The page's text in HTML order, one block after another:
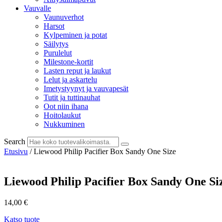
Vauvalle
Vaunuverhot
Harsot
Kylpeminen ja potat
Säilytys
Purulelut
Milestone-kortit
Lasten reput ja laukut
Lelut ja askartelu
Imetystyynyt ja vauvapesät
Tutit ja tuttinauhat
Oot niin ihana
Hoitolaukut
Nukkuminen
Search
Etusivu / Liewood Philip Pacifier Box Sandy One Size
Liewood Philip Pacifier Box Sandy One
14,00 €
Katso tuote